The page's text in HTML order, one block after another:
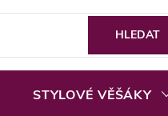
HLEDAT
STYLOVÉ VĚŠÁKY